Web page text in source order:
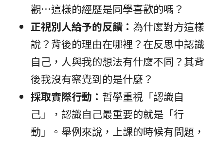
觀…這樣的經歷是同學喜歡的嗎？
正視別人給予的反饋： 為什麼對方這樣
說？背後的理由在哪裡？在反思中認識
自己，人與我的想法有什麼不同？其背
後我沒有察覺到的是什麼？
採取實際行動： 哲學重視「認識自
己」，認識自己最重要的就是「行
動」。舉例來說，上課的時候有問題，